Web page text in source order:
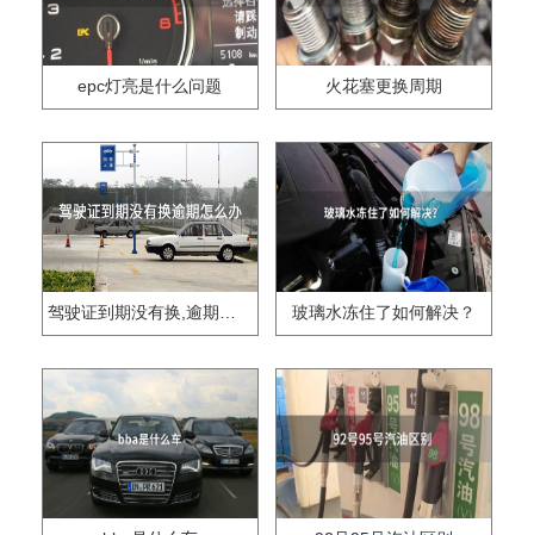
epc灯亮是什么问题 火花塞更换周期
驾驶证到期没有换,逾期怎么办?? 玻璃水冻住了如何解决？